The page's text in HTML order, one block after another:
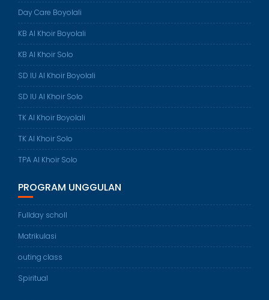
Day Care Boyolali
KB Al Khoir Boyolali
KB Al Khoir Solo
SD IU Al Khoir Boyolali
SD IU Al Khoir Solo
TK Al Khoir Boyolali
TK Al Khoir Solo
TPA Al Khoir Solo
PROGRAM UNGGULAN
Fullday scholl
Matrikulasi
outing class
Spiritual